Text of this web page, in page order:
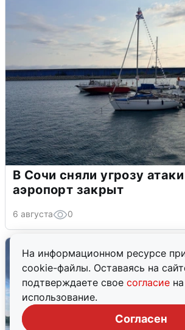
На информационном ресурсе
cookie-файлы. Оставаясь на
подтверждаете свое согласие
использование.
Согласен
В Сочи сняли угрозу
аэропорт закрыт
6 августа 0